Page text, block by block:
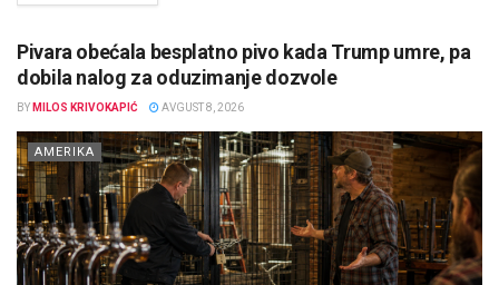
Pivara obećala besplatno pivo kada Trump umre, pa
dobila nalog za oduzimanje dozvole
BY MILOS KRIVOKAPIĆ AVGUST 8, 2026
AMERIKA